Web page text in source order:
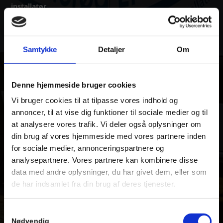
Samtykke Detaljer Om
Denne hjemmeside bruger cookies
Vi bruger cookies til at tilpasse vores indhold og
annoncer, til at vise dig funktioner til sociale medier og til
at analysere vores trafik. Vi deler også oplysninger om
din brug af vores hjemmeside med vores partnere inden
for sociale medier, annonceringspartnere og
analysepartnere. Vores partnere kan kombinere disse
data med andre oplysninger, du har givet dem, eller som
de har indsamlet fra din brug af deres tjenester.
Nødvendig
installatør.